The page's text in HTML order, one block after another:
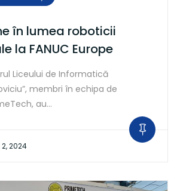
în lumea roboticii
la FANUC Europe
Liceului de Informatică
membri în echipa de
au…
2, 2024